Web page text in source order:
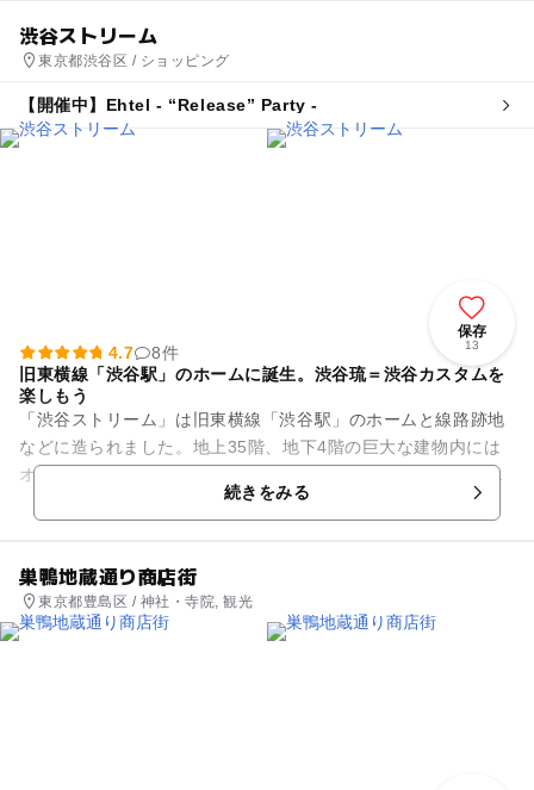
渋谷ストリーム
東京都渋谷区 / ショッピング
【開催中】Ehtel - “Release” Party -
保存
13
4.7
8件
旧東横線「渋谷駅」のホームに誕生。渋谷琉＝渋谷カスタムを
楽しもう
「渋谷ストリーム」は旧東横線「渋谷駅」のホームと線路跡地
などに造られました。地上35階、地下4階の巨大な建物内には
オフィス、渋谷ストリームエクセルホテル東急、ホール、レス
トラン、ショップなど多種...続きをみる
巣鴨地蔵通り商店街
東京都豊島区 / 神社・寺院, 観光